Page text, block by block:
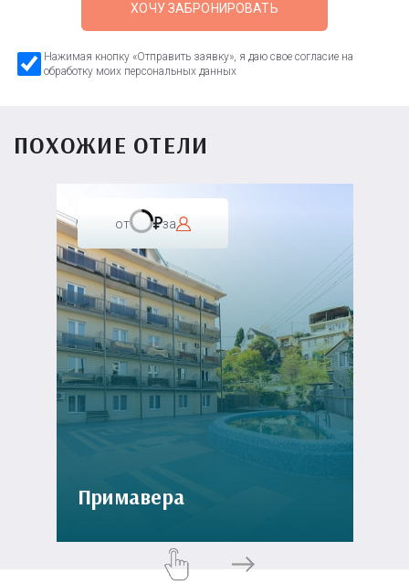
ХОЧУ ЗАБРОНИРОВАТЬ
Нажимая кнопку «Отправить заявку», я даю свое согласие на
обработку моих персональных данных
ПОХОЖИЕ ОТЕЛИ
от за
Примавера